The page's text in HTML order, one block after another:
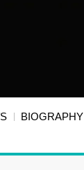
BIOGRAPHY